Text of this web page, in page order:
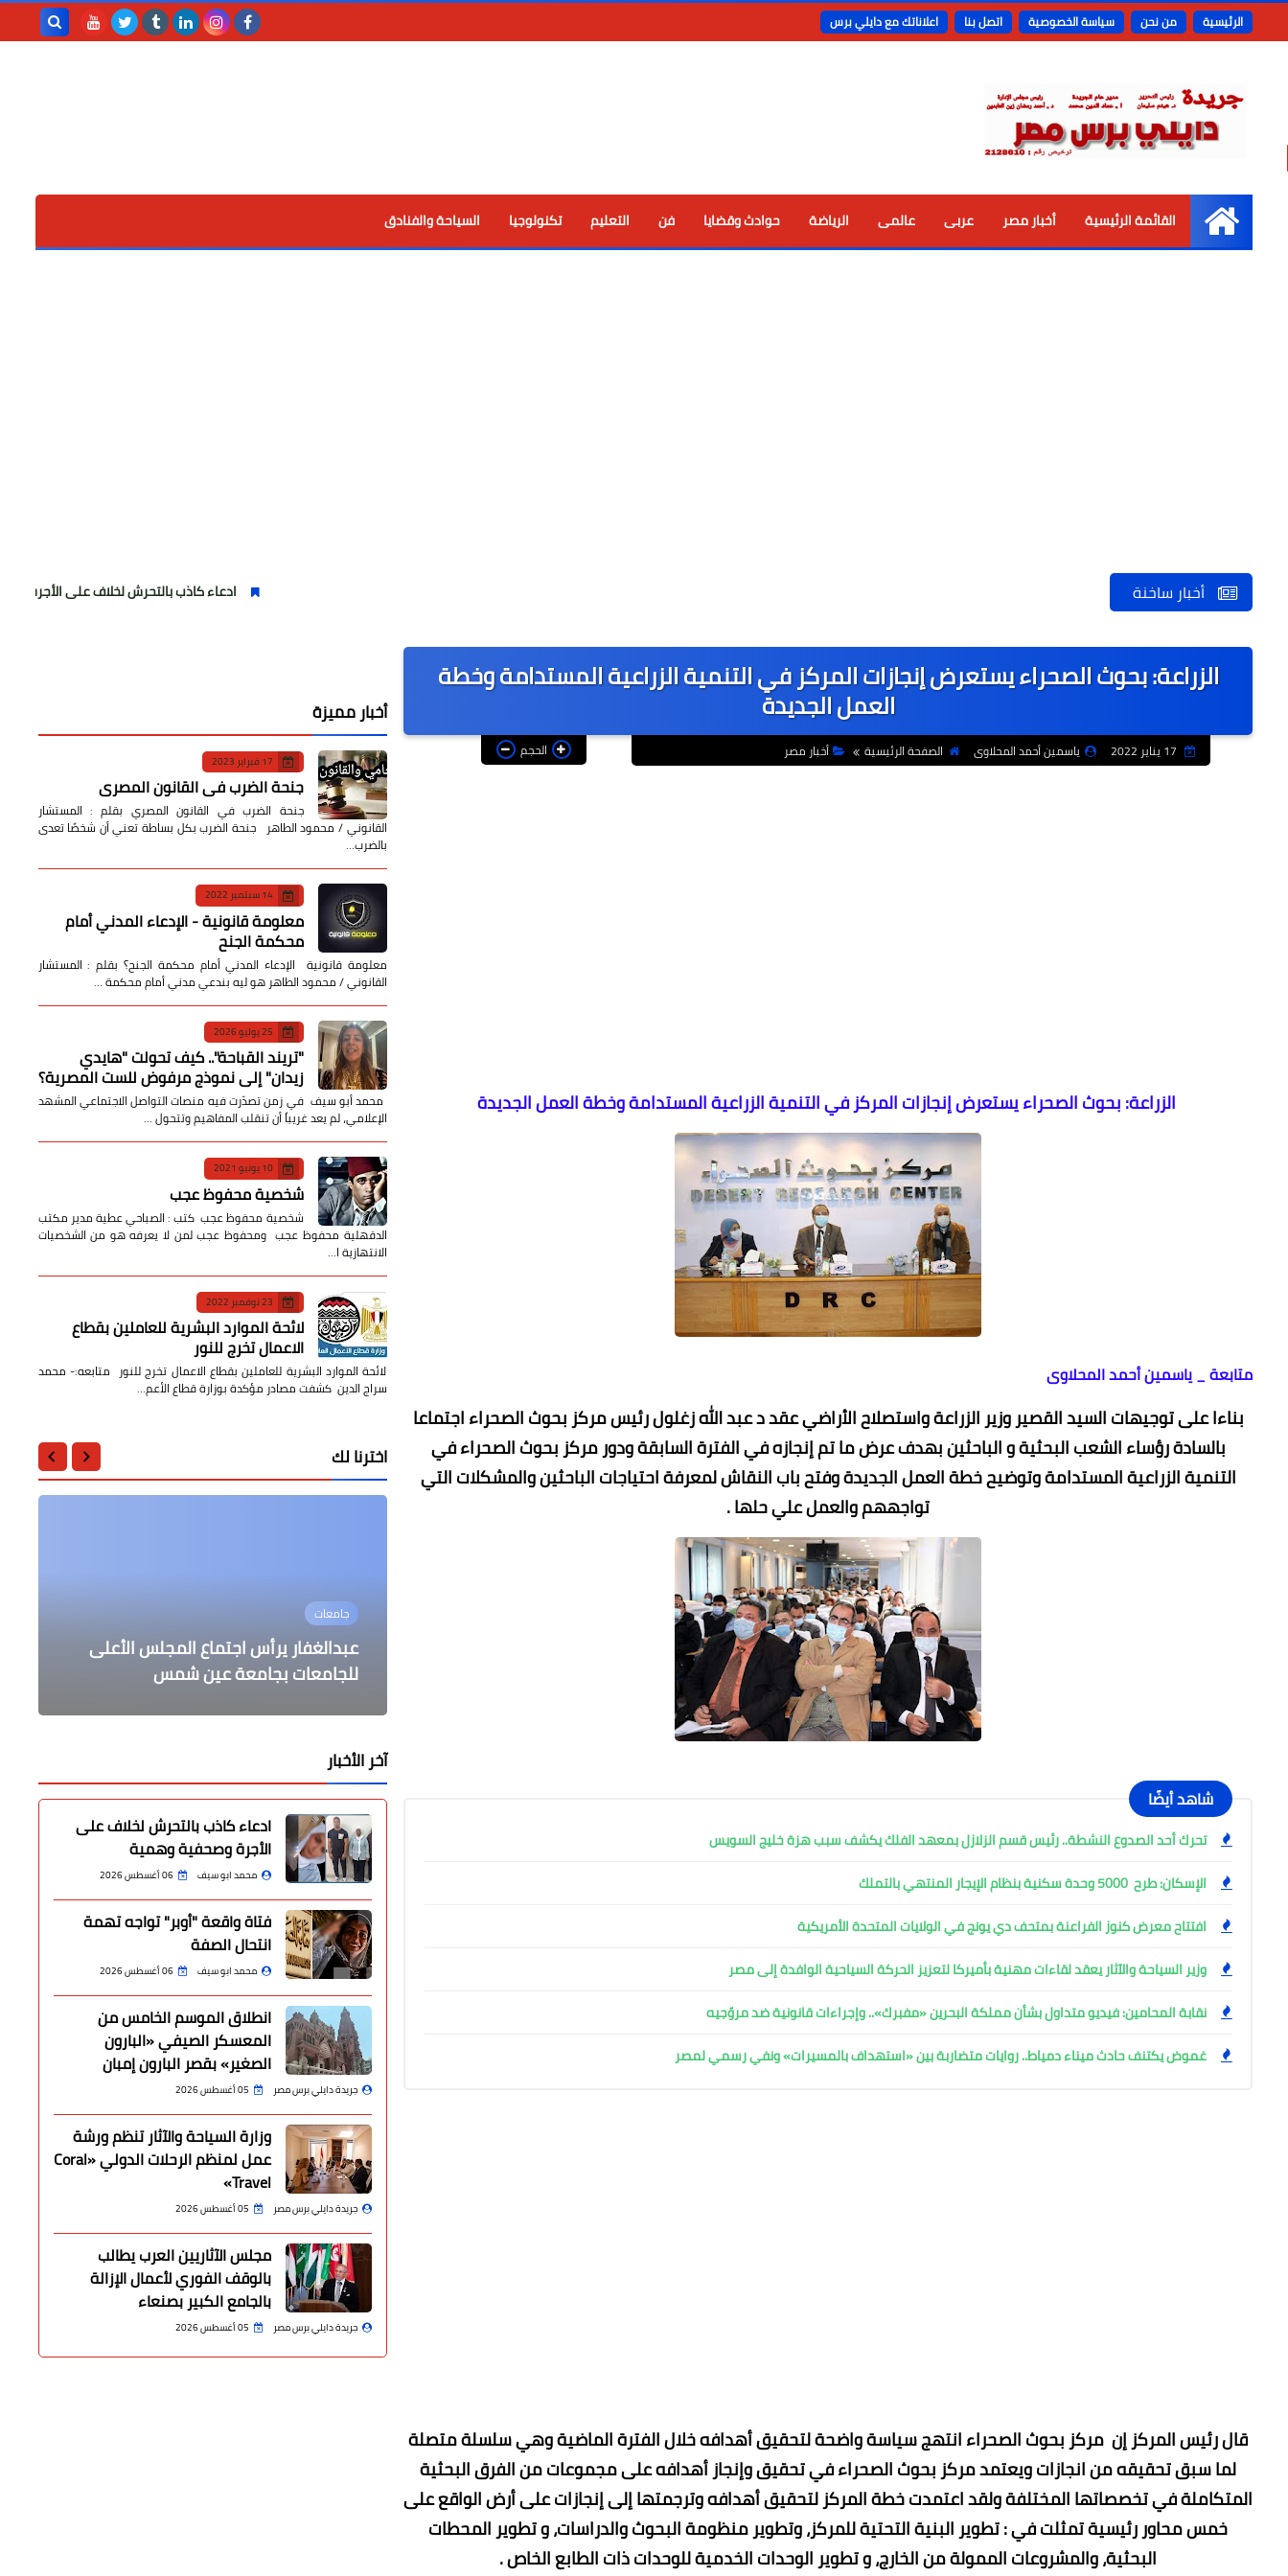
الرئيسية من نحن سياسة الخصوصية اتصل بنا اعلاناتك مع دايلي برس
الرئيسية
القائمة الرئيسية أخبار مصر عربى عالمى الرياضة حوادث وقضايا فن التعليم تكنولوجيا السياحة والفنادق
أخبار ساخنة ادعاء كاذب بالتحرش لخلاف على الأجرة وصحفية وهمية
الزراعة: بحوث الصحراء يستعرض إنجازات المركز في التنمية الزراعية المستدامة وخطة
العمل الجديدة
ياسمين أحمد المحلاوى الصفحة الرئيسية أخبار مصر الحجم
الزراعة: بحوث الصحراء يستعرض إنجازات المركز في التنمية الزراعية المستدامة وخطة العمل الجديدة
متابعة _ ياسمين أحمد المحلاوى
بناءا على توجيهات السيد القصير وزير الزراعة واستصلاح الأراضي عقد د عبد الله زغلول رئيس مركز بحوث الصحراء اجتماعا
بالسادة رؤساء الشعب البحثية و الباحثين بهدف عرض ما تم إنجازه في الفترة السابقة ودور مركز بحوث الصحراء في
التنمية الزراعية المستدامة وتوضيح خطة العمل الجديدة وفتح باب النقاش لمعرفة احتياجات الباحثين والمشكلات التي
تواجههم والعمل علي حلها .
شاهد أيضًا
تحرك أحد الصدوع النشطة.. رئيس قسم الزلازل بمعهد الفلك يكشف سبب هزة خليج السويس
الإسكان: طرح 5000 وحدة سكنية بنظام الإيجار المنتهي بالتملك
افتتاح معرض كنوز الفراعنة بمتحف دي يونج في الولايات المتحدة الأمريكية
وزير السياحة والآثار يعقد لقاءات مهنية بأميركا لتعزيز الحركة السياحية الوافدة إلى مصر
نقابة المحامين: فيديو متداول بشأن مملكة البحرين «مفبرك».. وإجراءات قانونية ضد مروّجيه
غموض يكتنف حادث ميناء دمياط.. روايات متضاربة بين «استهداف بالمسيرات» ونفي رسمي لمصر
قال رئيس المركز إن مركز بحوث الصحراء انتهج سياسة واضحة لتحقيق أهدافه خلال الفترة الماضية وهي سلسلة متصلة
لما سبق تحقيقه من انجازات ويعتمد مركز بحوث الصحراء في تحقيق وإنجاز أهدافه على مجموعات من الفرق البحثية
المتكاملة في تخصصاتها المختلفة ولقد اعتمدت خطة المركز لتحقيق أهدافه وترجمتها إلى إنجازات على أرض الواقع على
خمس محاور رئيسية تمثلت في : تطوير البنية التحتية للمركز، وتطوير منظومة البحوث والدراسات، و تطوير المحطات
البحثية، والمشروعات الممولة من الخارج، و تطوير الوحدات الخدمية للوحدات ذات الطابع الخاص .
أخبار مميزة
17 فبراير 2023
جنحة الضرب في القانون المصري
جنحة الضرب في القانون المصري بقلم : المستشار
القانوني / محمود الطاهر جنحة الضرب بكل بساطة تعني أن شخصًا تعدى
بالضرب…
14 سبتمبر 2022
معلومة قانونية - الإدعاء المدني أمام
محكمة الجنح
معلومة قانونية الإدعاء المدني أمام محكمة الجنح؟ بقلم : المستشار
القانوني / محمود الطاهر هو ليه بندعي مدني أمام محكمة …
25 يوليو 2026
​"تريند القباحة".. كيف تحولت "هايدي
زيدان" إلى نموذج مرفوض للست المصرية؟
​ محمد أبو سيف ​في زمن تصدّرت فيه منصات التواصل الاجتماعي المشهد
الإعلامي، لم يعد غريباً أن تنقلب المفاهيم وتتحول …
10 يونيو 2021
شخصية محفوظ عجب
شخصية محفوظ عجب كتب : الصباحي عطية مدير مكتب
الدقهلية محفوظ عجب ومحفوظ عجب لمن لا يعرفه هو من الشخصيات
الانتهازية ا…
23 نوفمبر 2022
لائحة الموارد البشرية للعاملين بقطاع
الاعمال تخرج للنور
لائحة الموارد البشرية للعاملين بقطاع الاعمال تخرج للنور متابعه:- محمد
سراج الدين كشفت مصادر مؤكدة بوزارة قطاع الأعم…
اخترنا لك
23 أبريل 2022
جامعات
عبدالغفار يرأس اجتماع المجلس الأعلى
للجامعات بجامعة عين شمس
23 أبريل 2022
دين وحياة
وزير الأوقاف : الأدب مع الله (عز وجل) أعلى
مراتب الأدب وأجلها وأزكاها
23 أبريل 2022
الثقافة
أسماء الناجحين في مسابقة الثقافة
اللغوية
23 أبريل 2022
الثقافة
نشر السؤال الثاني والعشرين من مسابقة
"شهر القرآن"
23 أبريل 2022
محافظات
إستمرار المتابعة اليومية لأعمال التطوير
في مدينة بنها
آخر الأخبار
ادعاء كاذب بالتحرش لخلاف على
الأجرة وصحفية وهمية
محمد ابو سيف 06 أغسطس 2026
فتاة واقعة "أوبر" تواجه تهمة
انتحال الصفة
محمد ابو سيف 06 أغسطس 2026
انطلاق الموسم الخامس من
المعسكر الصيفي «البارون
الصغير» بقصر البارون إمبان
جريدة دايلي برس مصر 05 أغسطس 2026
وزارة السياحة والآثار تنظم ورشة
عمل لمنظم الرحلات الدولي «Coral
Travel»
جريدة دايلي برس مصر 05 أغسطس 2026
مجلس الآثاريين العرب يطالب
بالوقف الفوري لأعمال الإزالة
بالجامع الكبير بصنعاء
جريدة دايلي برس مصر 05 أغسطس 2026